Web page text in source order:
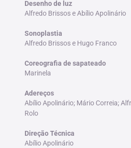
Desenho de luz
Alfredo Brissos e Abílio Apolinário
Sonoplastia
Alfredo Brissos e Hugo Franco
Coreografia de sapateado
Marinela
Adereços
Abílio Apolinário; Mário Correia;
Rolo
Direção Técnica
Abílio Apolinário